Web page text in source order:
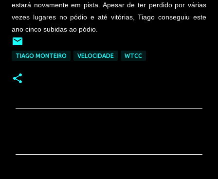
estará novamente em pista. Apesar de ter perdido por várias
vezes lugares no pódio e até vitórias, Tiago conseguiu este
ano cinco subidas ao pódio.
TIAGO MONTEIRO VELOCIDADE WTCC